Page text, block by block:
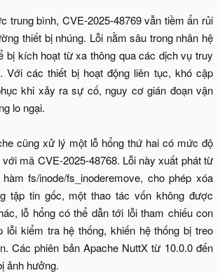
trung bình, CVE-2025-48769 vẫn tiềm ẩn rủi
thiết bị nhúng. Lỗi nằm sâu trong nhân hệ
bị kích hoạt từ xa thông qua các dịch vụ truy
Với các thiết bị hoạt động liên tục, khó cập
khi xảy ra sự cố, nguy cơ gián đoạn vận
lo ngại.
cũng xử lý một lỗ hổng thứ hai có mức độ
mã CVE-2025-48768. Lỗi này xuất phát từ
fs/inode/fs_inoderemove, cho phép xóa
tập tin gốc, một thao tác vốn không được
lỗ hổng có thể dẫn tới lỗi tham chiếu con
lỗi kiểm tra hệ thống, khiến hệ thống bị treo
Các phiên bản Apache NuttX từ 10.0.0 đến
ảnh hưởng.